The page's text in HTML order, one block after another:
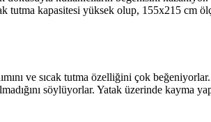
tutma kapasitesi yüksek olup, 155x215 cm
ve sıcak tutma özelliğini çok
söylüyorlar. Yatak üzerinde kayma